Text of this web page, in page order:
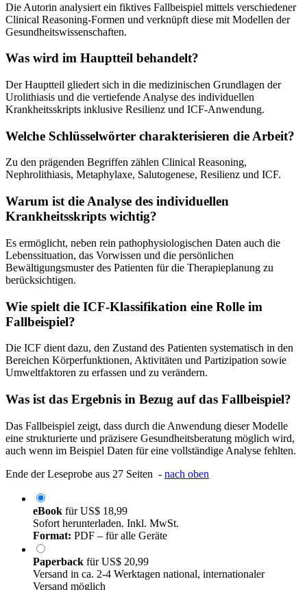
Die Autorin analysiert ein fiktives Fallbeispiel mittels verschiedener
Clinical Reasoning-Formen und verknüpft diese mit Modellen der
Gesundheitswissenschaften.
Was wird im Hauptteil behandelt?
Der Hauptteil gliedert sich in die medizinischen Grundlagen der
Urolithiasis und die vertiefende Analyse des individuellen
Krankheitsskripts inklusive Resilienz und ICF-Anwendung.
Welche Schlüsselwörter charakterisieren die Arbeit?
Zu den prägenden Begriffen zählen Clinical Reasoning,
Nephrolithiasis, Metaphylaxe, Salutogenese, Resilienz und ICF.
Warum ist die Analyse des individuellen
Krankheitsskripts wichtig?
Es ermöglicht, neben rein pathophysiologischen Daten auch die
Lebenssituation, das Vorwissen und die persönlichen
Bewältigungsmuster des Patienten für die Therapieplanung zu
berücksichtigen.
Wie spielt die ICF-Klassifikation eine Rolle im
Fallbeispiel?
Die ICF dient dazu, den Zustand des Patienten systematisch in den
Bereichen Körperfunktionen, Aktivitäten und Partizipation sowie
Umweltfaktoren zu erfassen und zu verändern.
Was ist das Ergebnis in Bezug auf das Fallbeispiel?
Das Fallbeispiel zeigt, dass durch die Anwendung dieser Modelle
eine strukturierte und präzisere Gesundheitsberatung möglich wird,
auch wenn im Beispiel Daten für eine vollständige Analyse fehlten.
Ende der Leseprobe aus 27 Seiten - nach oben
eBook fürUS$ 18,99
Sofort herunterladen. Inkl. MwSt.
Format: PDF – für alle Geräte
Paperback fürUS$ 20,99
Versand in ca. 2-4 Werktagen national, internationaler
Versand möglich